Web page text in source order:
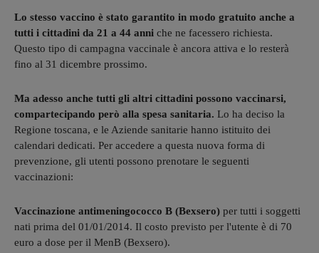
Lo stesso vaccino è stato garantito in modo gratuito anche a
tutti i cittadini da 21 a 44 anni che ne facessero richiesta.
Questo tipo di campagna vaccinale è ancora attiva e lo resterà
fino al 31 dicembre prossimo.
Ma adesso anche tutti gli altri cittadini possono vaccinarsi,
compartecipando però alla spesa sanitaria. Lo ha deciso la
Regione toscana, e le Aziende sanitarie hanno istituito dei
calendari dedicati. Per accedere a questa nuova forma di
prevenzione, gli utenti possono prenotare le seguenti
vaccinazioni:
Vaccinazione antimeningococco B (Bexsero) per tutti i soggetti
nati prima del 01/01/2014. Il costo previsto per l'utente è di 70
euro a dose per il MenB (Bexsero).